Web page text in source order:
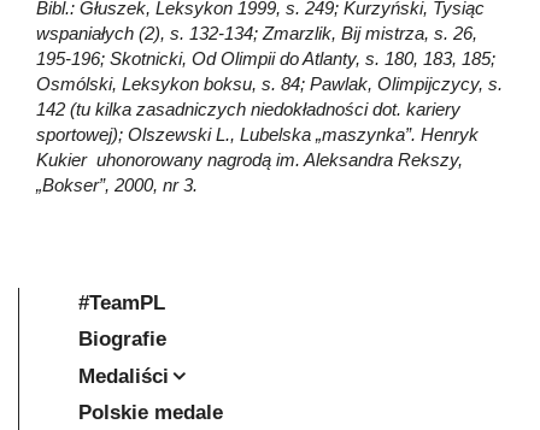
Bibl.: Głuszek, Leksykon 1999, s. 249; Kurzyński, Tysiąc
wspaniałych (2), s. 132-134; Zmarzlik, Bij mistrza, s. 26,
195-196; Skotnicki, Od Olimpii do Atlanty, s. 180, 183, 185;
Osmólski, Leksykon boksu, s. 84; Pawlak, Olimpijczycy, s.
142 (tu kilka zasadniczych niedokładności dot. kariery
sportowej); Olszewski L., Lubelska „maszynka”. Henryk
Kukier uhonorowany nagrodą im. Aleksandra Rekszy,
„Bokser”, 2000, nr 3.
#TeamPL
Biografie
Medaliści
Polskie medale